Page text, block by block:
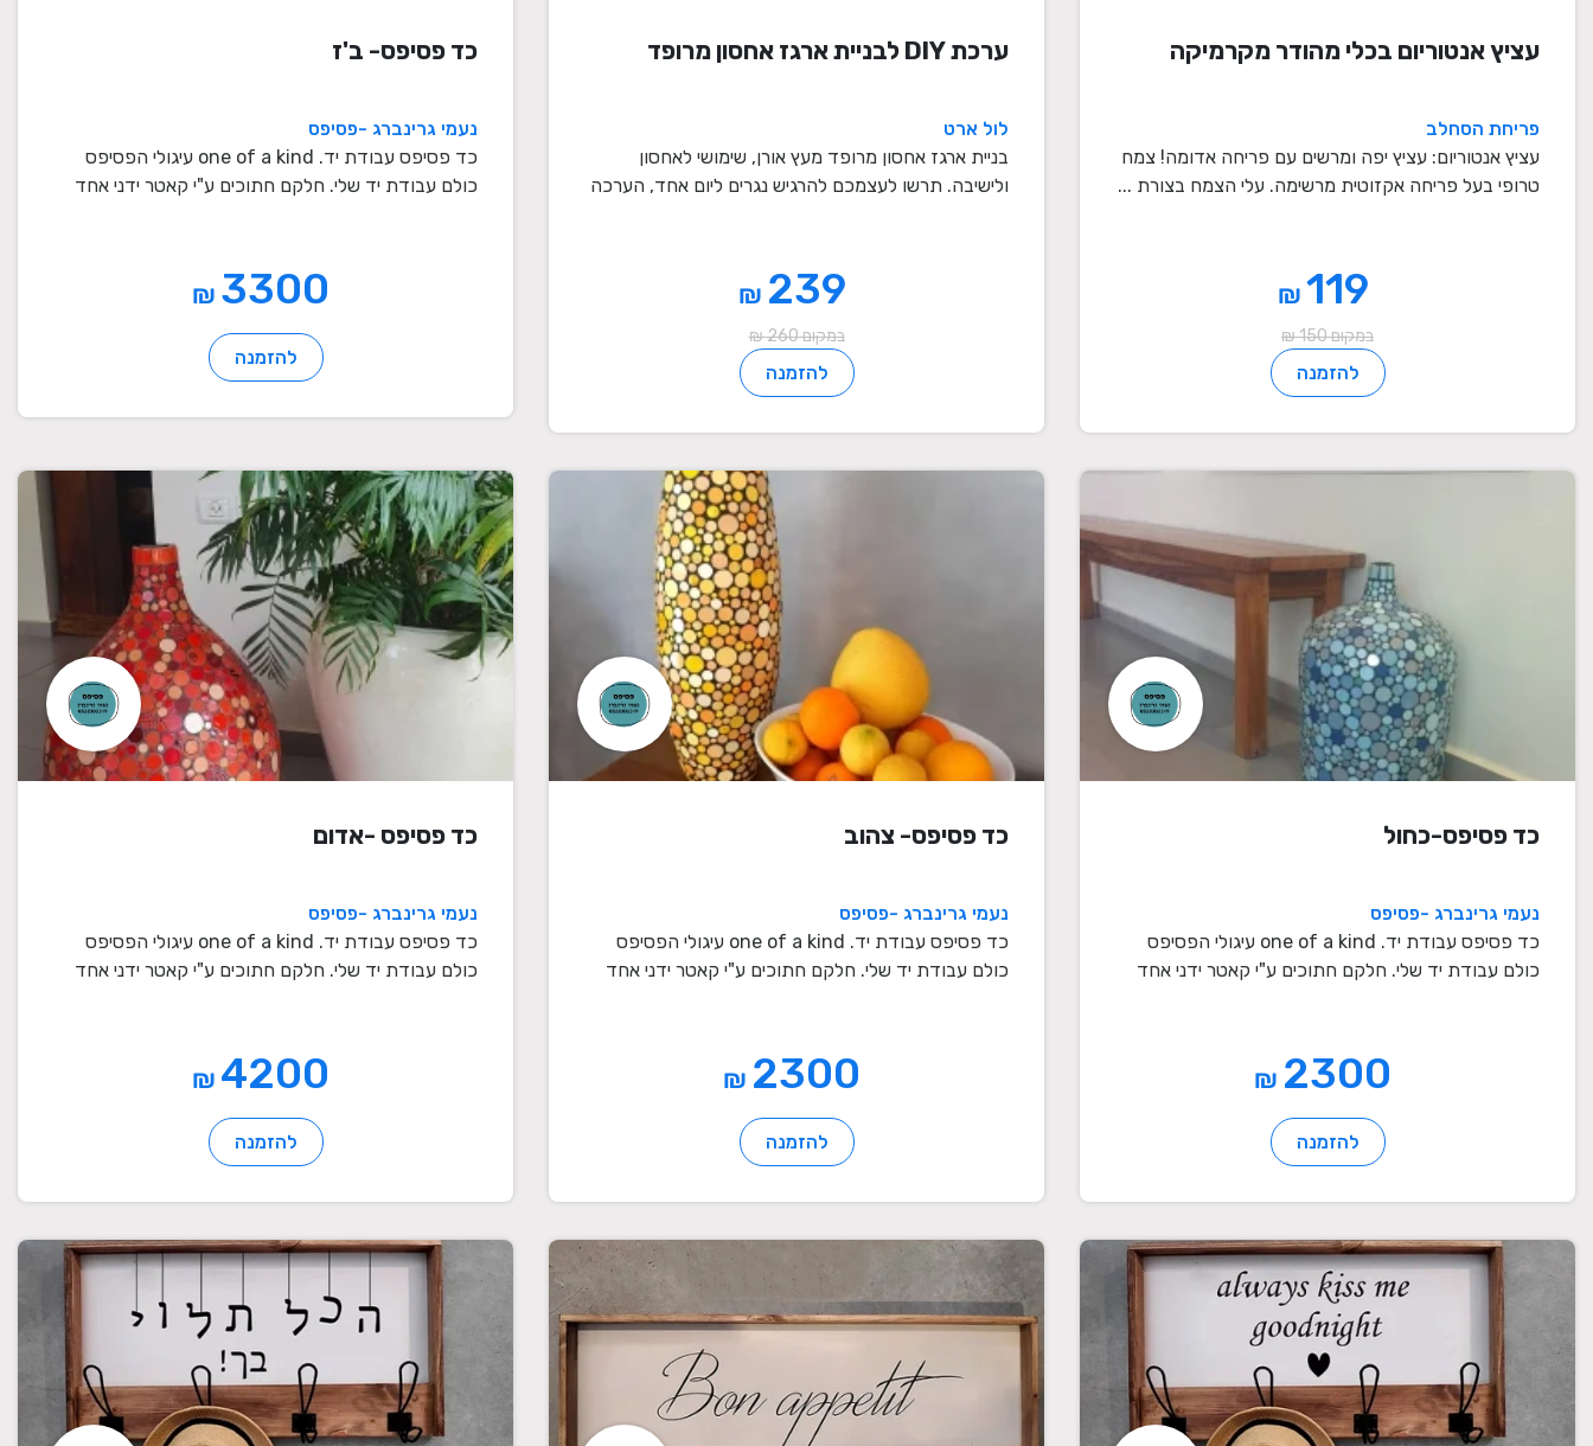
עציץ אנטוריום בכלי מהודר מקרמיקה
פריחת הסחלב
עציץ אנטוריום: עציץ יפה ומרשים עם פריחה אדומה! צמח
טרופי בעל פריחה אקזוטית מרשימה. עלי הצמח בצורת ...
₪
במקום 150 ₪
להזמנה
ערכת DIY לבניית ארגז אחסון מרופד
לול ארט
בניית ארגז אחסון מרופד מעץ אורן, שימושי לאחסון
ולישיבה. תרשו לעצמכם להרגיש נגרים ליום אחד, הערכה
₪
במקום 260 ₪
להזמנה
כד פסיפס- ב'ז
נעמי גרינברג -פסיפס
כד פסיפס עבודת יד. one of a kind עיגולי הפסיפס
כולם עבודת יד שלי. חלקם חתוכים ע"י קאטר ידני אחד
₪
להזמנה
כד פסיפס-כחול
נעמי גרינברג -פסיפס
כד פסיפס עבודת יד. one of a kind עיגולי הפסיפס
כולם עבודת יד שלי. חלקם חתוכים ע"י קאטר ידני אחד
₪
להזמנה
כד פסיפס- צהוב
נעמי גרינברג -פסיפס
כד פסיפס עבודת יד. one of a kind עיגולי הפסיפס
כולם עבודת יד שלי. חלקם חתוכים ע"י קאטר ידני אחד
₪
להזמנה
כד פסיפס -אדום
נעמי גרינברג -פסיפס
כד פסיפס עבודת יד. one of a kind עיגולי הפסיפס
כולם עבודת יד שלי. חלקם חתוכים ע"י קאטר ידני אחד
₪
להזמנה